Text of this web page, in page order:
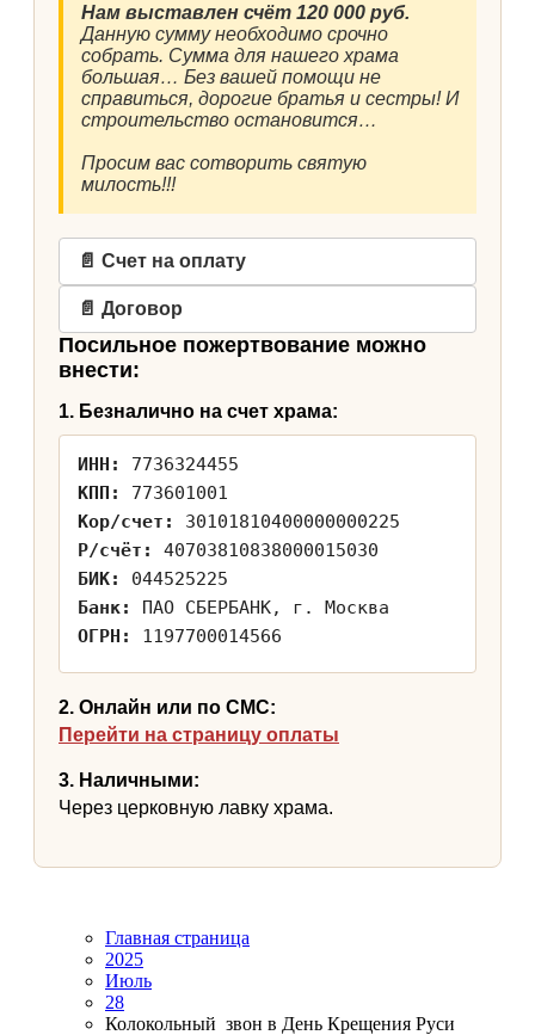
Нам выставлен счёт 120 000 руб.
Данную сумму необходимо срочно
собрать. Сумма для нашего храма
большая… Без вашей помощи не
справиться, дорогие братья и сестры! И
строительство остановится…
Просим вас сотворить святую
милость!!!
📄 Счет на оплату
📄 Договор
Посильное пожертвование можно
внести:
1. Безналично на счет храма:
ИНН:
7736324455
КПП:
773601001
Кор/счет:
30101810400000000225
Р/счёт:
40703810838000015030
БИК:
044525225
Банк:
ПАО СБЕРБАНК, г. Москва
ОГРН:
1197700014566
2. Онлайн или по СМС:
Перейти на страницу оплаты
3. Наличными:
Через церковную лавку храма.
Главная страница
2025
Июль
28
Колокольный звон в День Крещения Руси